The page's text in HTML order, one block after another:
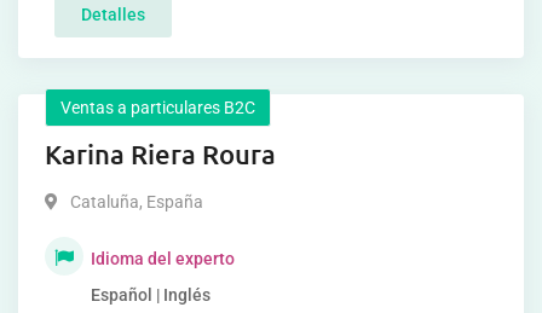
Detalles
Ventas a particulares B2C
Karina Riera Roura
Cataluña, España
Idioma del experto
Español | Inglés